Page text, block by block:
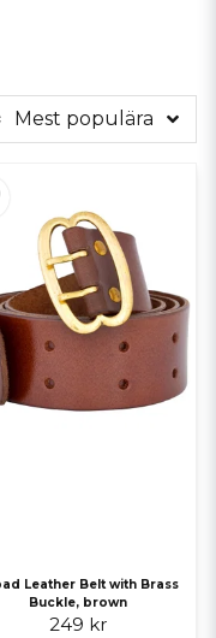
Mest populära
Leather Belt with Brass
Buckle, brown
249 kr